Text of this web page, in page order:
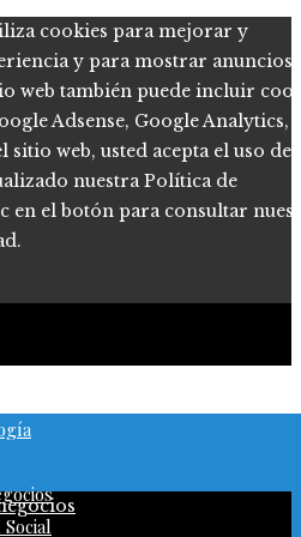
cookies para mejorar y
y para mostrar anuncios
web también puede incluir
Adsense, Google Analytics,
sitio web, usted acepta el uso de
nuestra Política de
en el botón para consultar